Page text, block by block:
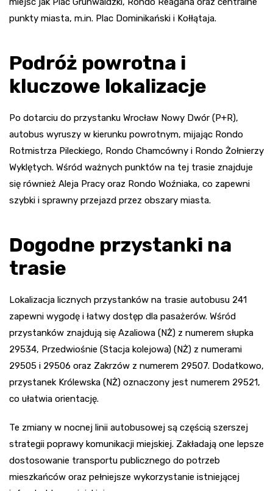
punkty miasta, m.in. Plac Dominikański i Kołłątaja.
Podróż powrotna i
kluczowe lokalizacje
Po dotarciu do przystanku Wrocław Nowy Dwór (P+R),
autobus wyruszy w kierunku powrotnym, mijając Rondo
Rotmistrza Pileckiego, Rondo Chamcówny i Rondo Żołnierzy
Wyklętych. Wśród ważnych punktów na tej trasie znajduje
się również Aleja Pracy oraz Rondo Woźniaka, co zapewni
szybki i sprawny przejazd przez obszary miasta.
Dogodne przystanki na
trasie
Lokalizacja licznych przystanków na trasie autobusu 241
zapewni wygodę i łatwy dostęp dla pasażerów. Wśród
przystanków znajdują się Azaliowa (NŻ) z numerem słupka
29534, Przedwiośnie (Stacja kolejowa) (NŻ) z numerami
29505 i 29506 oraz Zakrzów z numerem 29507. Dodatkowo,
przystanek Królewska (NŻ) oznaczony jest numerem 29521,
co ułatwia orientację.
Te zmiany w nocnej linii autobusowej są częścią szerszej
strategii poprawy komunikacji miejskiej. Zakładają one lepsze
dostosowanie transportu publicznego do potrzeb
mieszkańców oraz pełniejsze wykorzystanie istniejącej